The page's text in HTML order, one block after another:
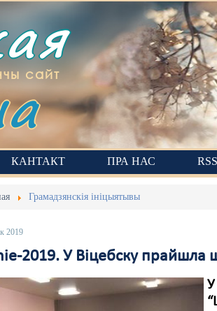
сайт
КАНТАКТ ПРА НАС RSS
Грамадзянскія ініцыятывы
2019
2019. У Віцебску прайшла
У